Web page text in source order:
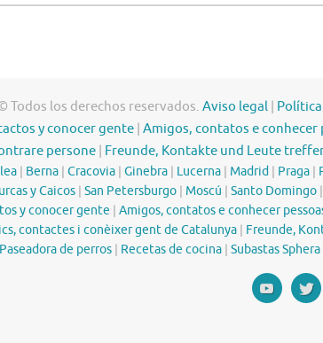
Todos los derechos reservados. Aviso legal
y conocer gente Amigos, contatos e conhecer
persone Freunde, Kontakte und Leute
Berna Cracovia Ginebra Lucerna Madrid Praga
y Caicos San Petersburgo Moscú Santo Domingo
y conocer gente Amigos, contatos e conhecer
contactes i conèixer gent de Catalunya
Freunde,
Paseadora de perros Recetas de cocina Subastas